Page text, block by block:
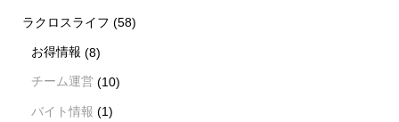
ラクロスライフ (58)
お得情報 (8)
チーム運営 (10)
バイト情報 (1)